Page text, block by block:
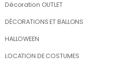
Décoration OUTLET
DÉCORATIONS ET BALLONS
HALLOWEEN
LOCATION DE COSTUMES